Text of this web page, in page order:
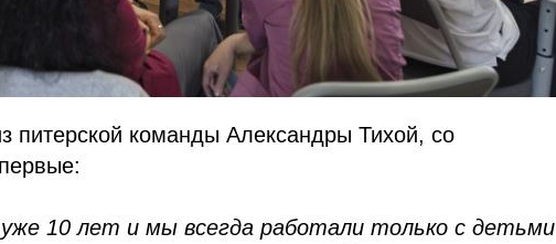
питерской команды Александры Тихой, со
10 лет и мы всегда работали только с детьми